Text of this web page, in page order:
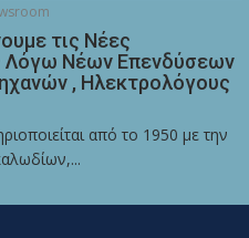
τις Νέες
Λόγω Νέων Επενδύσεων
, Ηλεκτρολόγους
από το 1950 με την